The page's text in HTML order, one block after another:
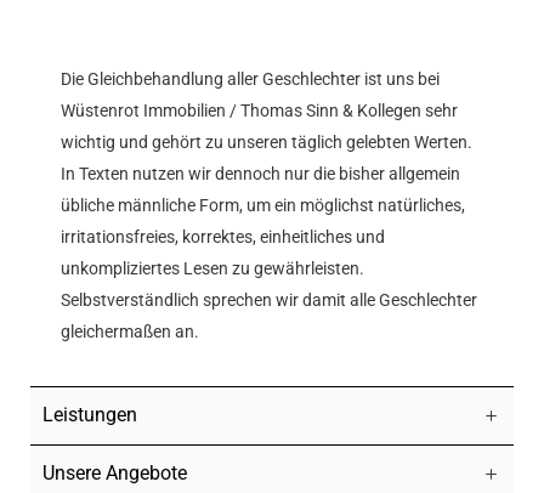
Die Gleichbehandlung aller Geschlechter ist uns bei
Wüstenrot Immobilien / Thomas Sinn & Kollegen sehr
wichtig und gehört zu unseren täglich gelebten Werten.
In Texten nutzen wir dennoch nur die bisher allgemein
übliche männliche Form, um ein möglichst natürliches,
irritationsfreies, korrektes, einheitliches und
unkompliziertes Lesen zu gewährleisten.
Selbstverständlich sprechen wir damit alle Geschlechter
gleichermaßen an.
Leistungen
Unsere Angebote